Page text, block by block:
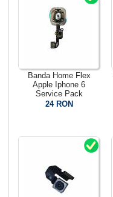
Banda Home Flex
Apple Iphone 6
Service Pack
24 RON